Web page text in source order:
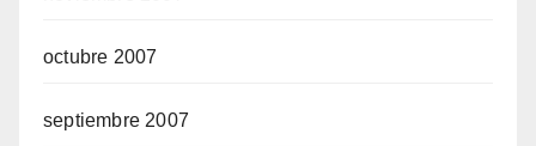
octubre 2007
septiembre 2007